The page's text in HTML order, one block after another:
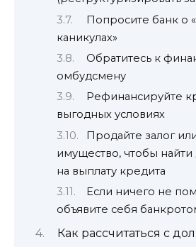
Попросите банк о
каникулах»
Обратитесь к
омбудсмену
Рефинансируйте
выгодных условиях
Продайте залог
имущество, чтобы найти
на выплату кредита
Если ничего не
объявите себя
Как рассчитаться с